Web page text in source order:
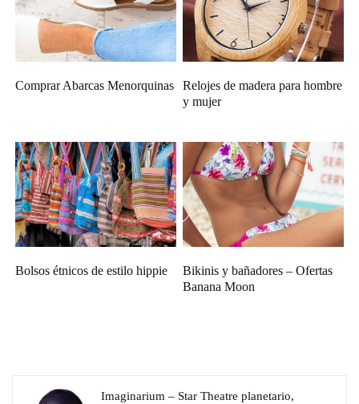
Comprar Abarcas Menorquinas
Relojes de madera para hombre
y mujer
Bolsos étnicos de estilo hippie
Bikinis y bañadores – Ofertas
Banana Moon
Imaginarium – Star Theatre planetario,